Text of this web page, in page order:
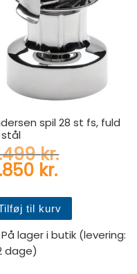
pris var:
aktuelle pris
spil 28 st fs, fuld
stål
kr.Den
kr.Den
til kurv
På lager i butik (levering:
dage)